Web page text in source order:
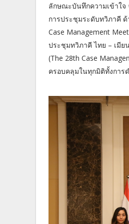
ลักษณะบันทึกความเข้าใจ
การประชุมระดับทวิภาคี
Case Management
ประชุมทวิภาคี ไทย – เมี
(The 28th Case
ครอบคลุมในทุกมิติทั้งการ